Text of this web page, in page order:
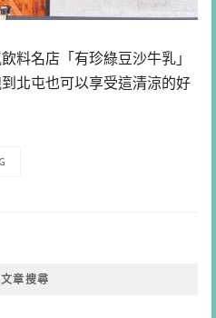
料名店「有珍綠豆沙牛乳」
北屯也可以享受這清涼的好
章搜尋